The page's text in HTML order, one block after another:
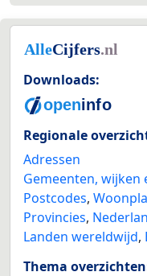
Downloads:
Regionale
Adressen
Gemeenten, wijken
Postcodes,
Provincies,
Landen wereldwijd,
Thema